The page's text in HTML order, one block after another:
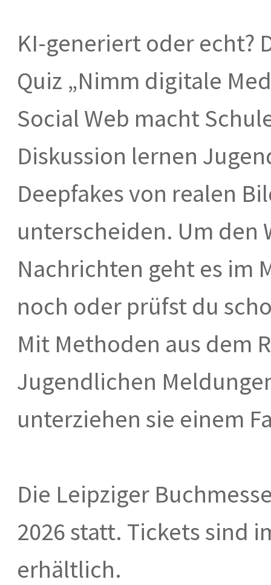
KI-generiert oder echt?
Quiz „Nimm digitale
Social Web macht
Diskussion lernen
Deepfakes von realen
unterscheiden. Um den
Nachrichten geht es im
noch oder prüfst du
Mit Methoden aus dem
Jugendlichen
unterziehen sie einem
Die Leipziger
2026 statt. Tickets sind
erhältlich.